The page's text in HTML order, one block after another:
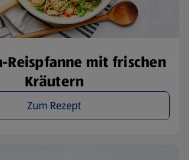
Reispfanne mit frischen
Kräutern
Zum Rezept